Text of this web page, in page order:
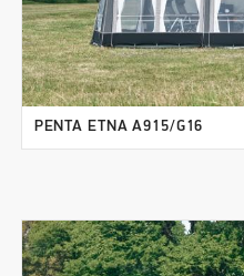
PENTA ETNA A915/G16